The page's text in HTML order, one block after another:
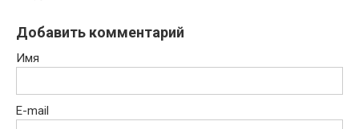
Добавить комментарий
Имя
E-mail